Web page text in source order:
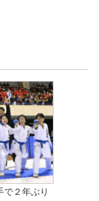
で２年ぶり